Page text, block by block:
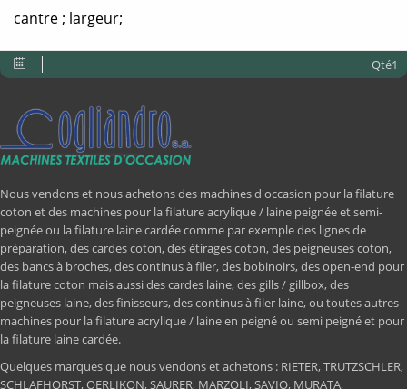
cantre ; largeur;
Qté1
Nous vendons et nous achetons des machines d'occasion pour la filature
coton et des machines pour la filature acrylique / laine peignée et semi-
peignée ou la filature laine cardée comme par exemple des lignes de
préparation, des cardes coton, des étirages coton, des peigneuses coton,
des bancs à broches, des continus à filer, des bobinoirs, des open-end pour
la filature coton mais aussi des cardes laine, des gills / gillbox, des
peigneuses laine, des finisseurs, des continus à filer laine, ou toutes autres
machines pour la filature acrylique / laine en peigné ou semi peigné et pour
la filature laine cardée.
Quelques marques que nous vendons et achetons : RIETER, TRUTZSCHLER,
SCHLAFHORST, OERLIKON, SAURER, MARZOLI, SAVIO, MURATA,